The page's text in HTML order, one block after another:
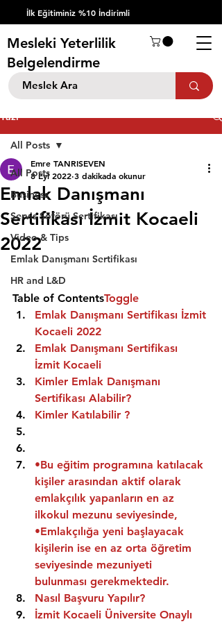
İlk Eğitiminiz %10 İndirimli
Mesleki Yeterlilik
Belgelendirme
Yazı
All Posts
Business
Servis Şöförü Sertifikası
Video & Tips
Emlak Danışmanı Sertifikası
HR and L&D
All Posts
Emlak Danışmanı
Sertifikası İzmit Kocaeli
2022
Emre TANRISEVEN
8 Eyl 2022 3 dakikada okunur
Table of ContentsToggle
Emlak Danışmanı Sertifikası İzmit
Kocaeli 2022
Emlak Danışmanı Sertifikası
İzmit Kocaeli
Kimler Emlak Danışmanı
Sertifikası Alabilir?
Kimler Katılabilir ?
•Bu eğitim programına katılacak
kişiler arasından aktif olarak
emlakçılık yapanların en az
ilkokul mezunu seviyesinde,
•Emlakçılığa yeni başlayacak
kişilerin ise en az orta öğretim
seviyesinde mezuniyeti
bulunması gerekmektedir.
Nasıl Başvuru Yapılır?
İzmit Kocaeli Üniversite Onaylı